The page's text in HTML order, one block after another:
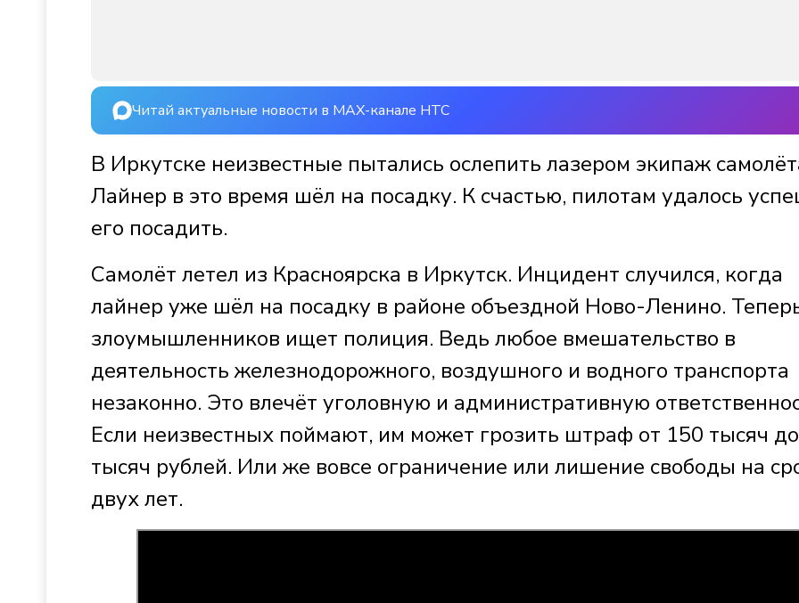
Читай актуальные новости в MAX-канале НТС
В Иркутске неизвестные пытались ослепить лазером экипаж
Лайнер в это время шёл на посадку. К счастью, пилотам удалось
его посадить.
Самолёт летел из Красноярска в Иркутск. Инцидент случился, когда
лайнер уже шёл на посадку в районе объездной Ново-Ленино.
злоумышленников ищет полиция. Ведь любое вмешательство в
деятельность железнодорожного, воздушного и водного транспорта
незаконно. Это влечёт уголовную и административную
Если неизвестных поймают, им может грозить штраф от 150 тысяч
тысяч рублей. Или же вовсе ограничение или лишение свободы на
двух лет.